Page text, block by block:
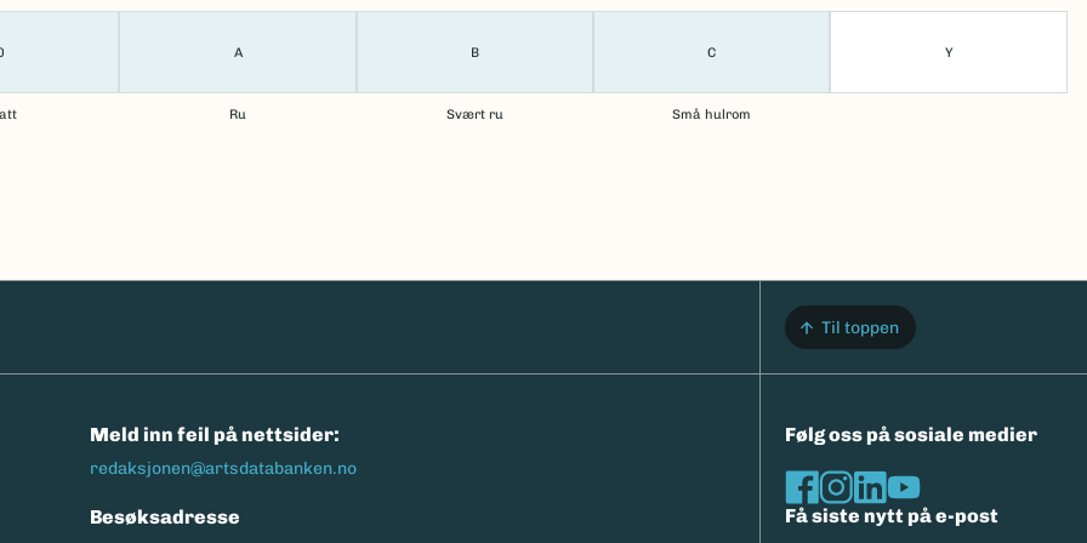
A
Ru
B
Svært ru
C
Små hulrom
Y
Til toppen
Meld inn feil på nettsider:
redaksjonen@artsdatabanken.no
Besøksadresse
Følg oss på sosiale medier
Få siste nytt på e-post